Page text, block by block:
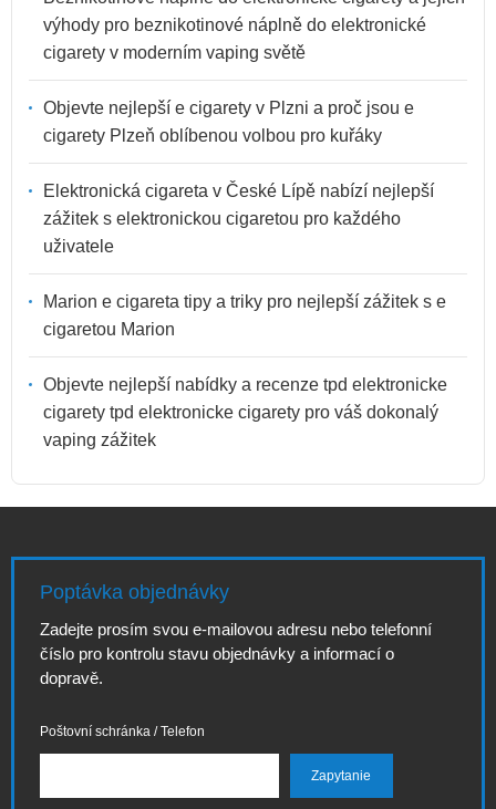
výhody pro beznikotinové náplně do elektronické
cigarety v moderním vaping světě
Objevte nejlepší e cigarety v Plzni a proč jsou e
cigarety Plzeň oblíbenou volbou pro kuřáky
Elektronická cigareta v České Lípě nabízí nejlepší
zážitek s elektronickou cigaretou pro každého
uživatele
Marion e cigareta tipy a triky pro nejlepší zážitek s e
cigaretou Marion
Objevte nejlepší nabídky a recenze tpd elektronicke
cigarety tpd elektronicke cigarety pro váš dokonalý
vaping zážitek
Poptávka objednávky
Zadejte prosím svou e-mailovou adresu nebo telefonní
číslo pro kontrolu stavu objednávky a informací o
dopravě.
Poštovní schránka / Telefon